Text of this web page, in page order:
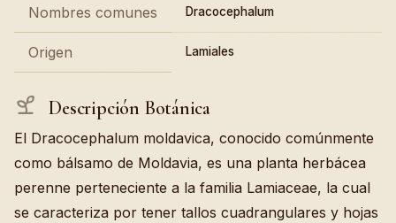
Nombres comunes Dracocephalum
Origen Lamiales
Descripción Botánica
El Dracocephalum moldavica, conocido comúnmente
como bálsamo de Moldavia, es una planta herbácea
perenne perteneciente a la familia Lamiaceae, la cual
se caracteriza por tener tallos cuadrangulares y hojas